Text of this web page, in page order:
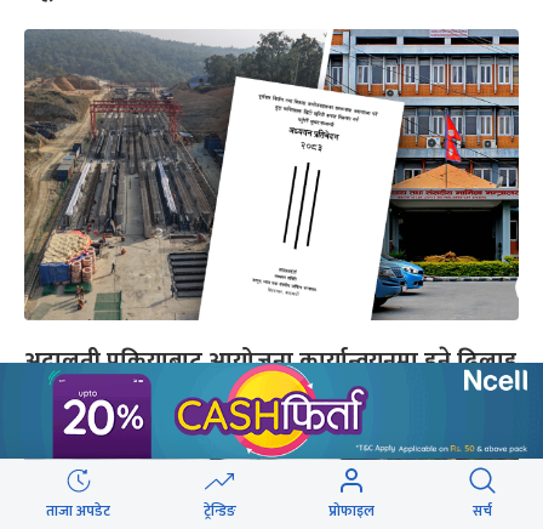
अदालती प्रक्रियाबाट आयोजना कार्यान्वयनमा हुने ढिलाइ
रोक्न द्रुत पूर्वाधार इजलास सिफारिस
ताजा अपडेट ट्रेन्डिङ प्रोफाइल सर्च